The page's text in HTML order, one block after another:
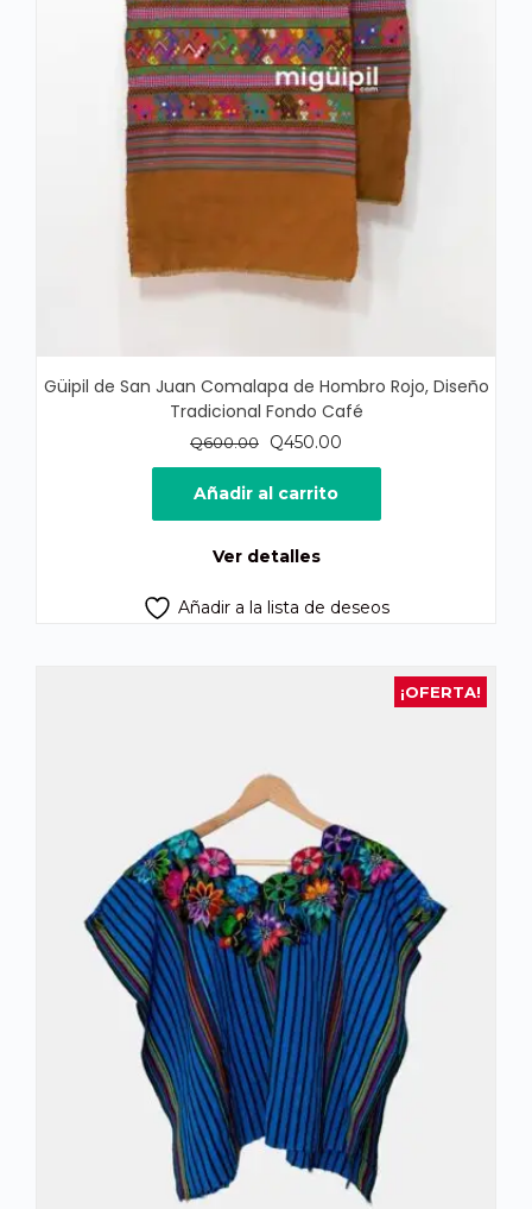
Güipil de San Juan Comalapa de Hombro Rojo, Diseño
Tradicional Fondo Café
Q600.00
El
precio
original
era:
Q450.00
precio
es:
Añadir al carrito
Ver detalles
Añadir a la lista de deseos
¡OFERTA!